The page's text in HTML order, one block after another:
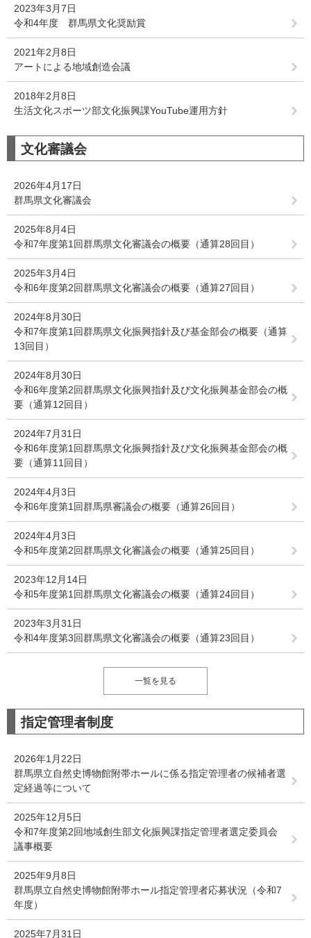
2023年3月7日
令和4年度 群馬県文化奨励賞
2021年2月8日
アートによる地域創造会議
2018年2月8日
生活文化スポーツ部文化振興課YouTube運用方針
文化審議会
2026年4月17日
群馬県文化審議会
2025年8月4日
令和7年度第1回群馬県文化審議会の概要（通算28回目）
2025年3月4日
令和6年度第2回群馬県文化審議会の概要（通算27回目）
2024年8月30日
令和7年度第1回群馬県文化振興指針及び基金部会の概要（通算
13回目）
2024年8月30日
令和6年度第2回群馬県文化振興指針及び文化振興基金部会の概
要（通算12回目）
2024年7月31日
令和6年度第1回群馬県文化振興指針及び文化振興基金部会の概
要（通算11回目）
2024年4月3日
令和6年度第1回群馬県審議会の概要（通算26回目）
2024年4月3日
令和5年度第2回群馬県文化審議会の概要（通算25回目）
2023年12月14日
令和5年度第1回群馬県文化審議会の概要（通算24回目）
2023年3月31日
令和4年度第3回群馬県文化審議会の概要（通算23回目）
一覧を見る
指定管理者制度
2026年1月22日
群馬県立自然史博物館附帯ホールに係る指定管理者の候補者選
定経過等について
2025年12月5日
令和7年度第2回地域創生部文化振興課指定管理者選定委員会
議事概要
2025年9月8日
群馬県立自然史博物館附帯ホール指定管理者応募状況（令和7
年度）
2025年7月31日